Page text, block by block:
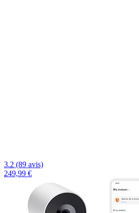
3.2 (89 avis)
249,99 €